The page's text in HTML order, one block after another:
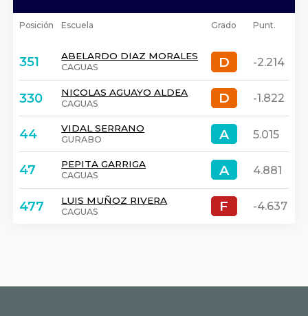
Posición Escuela Grado Punt.
351 ABELARDO DIAZ MORALES
CAGUAS D
D -2.214
330 NICOLAS AGUAYO ALDEA
CAGUAS D
D -1.822
44 VIDAL SERRANO
GURABO A
A 5.015
47 PEPITA GARRIGA
CAGUAS A
A 4.881
477 LUIS MUÑOZ RIVERA
CAGUAS F
F -4.637